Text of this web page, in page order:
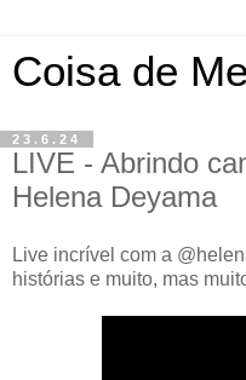
Coisa de
23.6.24
LIVE - Abrindo
Helena Deyama
Live incrível com a
histórias e muito, mas